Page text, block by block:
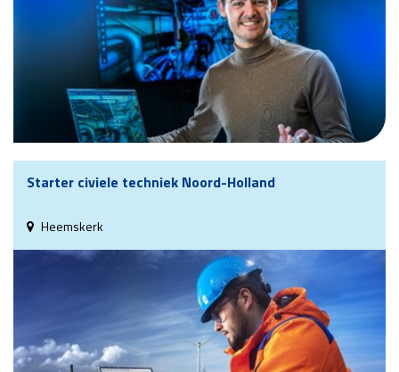
Starter civiele techniek Noord-Holland
Heemskerk